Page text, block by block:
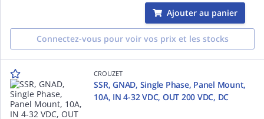
Ajouter au panier
Connectez-vous pour voir vos prix et les stocks
CROUZET
SSR, GNAD, Single Phase, Panel Mount,
10A, IN 4-32 VDC, OUT 200 VDC, DC